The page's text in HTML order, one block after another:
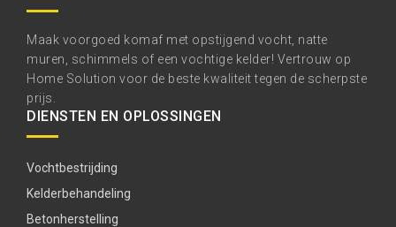
Maak voorgoed komaf met opstijgend vocht, natte
muren, schimmels of een vochtige kelder! Vertrouw op
Home Solution voor de beste kwaliteit tegen de scherpste
prijs.
DIENSTEN EN OPLOSSINGEN
Vochtbestrijding
Kelderbehandeling
Betonherstelling